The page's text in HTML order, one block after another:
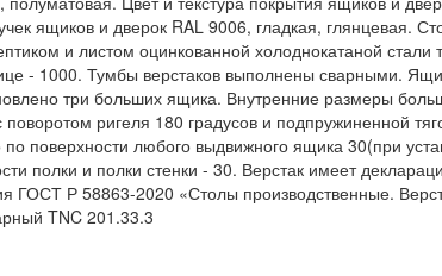
ящиков и дверок RAL 9006, гладкая,
и листом оцинкованной холоднокатаной
- 1000. Тумбы верстаков выполнены сварными.
три больших ящика. Внутренние размеры
ригеля 180 градусов и подпружиненной
поверхности любого выдвижного ящика 30(при
полки и полки стенки - 30. Верстак имеет
ГОСТ Р 58863-2020 «Столы производственные.
TNC 201.33.3